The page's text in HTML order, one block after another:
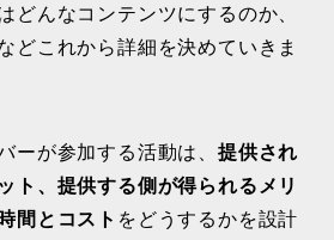
どんなコンテンツにするのか、
どこれから詳細を決めていきま
ーが参加する活動は、提供され
ト、提供する側が得られるメリ
間とコスト をどうするかを設計